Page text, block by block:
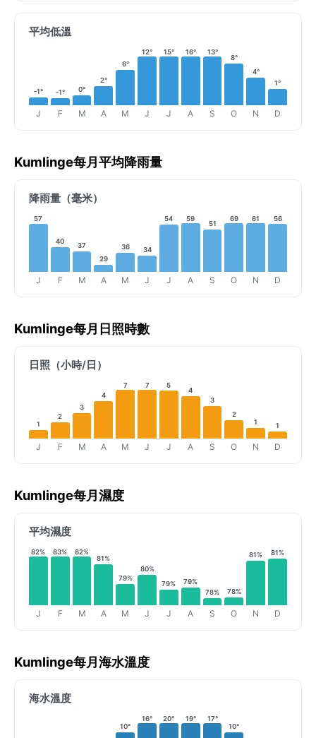
平均低溫
-1°
J
-1°
F
0°
M
2°
A
6°
M
12°
J
15°
J
16°
A
13°
S
8°
O
4°
N
1°
D
Kumlinge每月平均降雨量
降雨量（毫米）
57
J
40
F
37
M
29
A
36
M
34
J
54
J
59
A
51
S
69
O
61
N
56
D
Kumlinge每月日照時數
日照（小時/日）
1
J
2
F
3
M
4
A
7
M
7
J
5
J
4
A
3
S
2
O
1
N
1
D
Kumlinge每月濕度
平均濕度
82%
J
83%
F
82%
M
81%
A
79%
M
80%
J
79%
J
79%
A
78%
S
78%
O
81%
N
81%
D
Kumlinge每月海水溫度
海水溫度
10°
16° 20° 19° 17°
10°